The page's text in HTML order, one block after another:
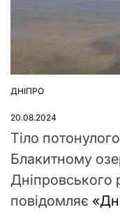
ОПУБЛІКУВАТИ
ДНІПРО
20.08.2024
Тіло
Блакитному
повідомляє